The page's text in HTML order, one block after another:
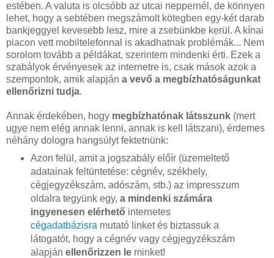
estében. A valuta is olcsóbb az utcai neppernél, de könnyen
lehet, hogy a sebtében megszámolt kötegben egy-két darab
bankjeggyel kevesebb lesz, mire a zsebünkbe kerül. A kínai
piacon vett mobiltelefonnal is akadhatnak problémák... Nem
sorolom tovább a példákat, szerintem mindenki érti. Ezek a
szabályok érvényesek az internetre is, csak mások azok a
szempontok, amik alapján a vevő a megbízhatóságunkat
ellenőrizni tudja.
Annak érdekében, hogy megbízhatónak látsszunk (mert
ugye nem elég annak lenni, annak is kell látszani), érdemes
néhány dologra hangsúlyt fektetnünk:
Azon felül, amit a jogszabály előír (üzemeltető
adatainak feltüntetése: cégnév, székhely,
cégjegyzékszám, adószám, stb.) az impresszum
oldalra tegyünk egy, a mindenki számára
ingyenesen elérhető internetes
cégadatbázisra mutató linket és biztassuk a
látogatót, hogy a cégnév vagy cégjegyzékszám
alapján ellenőrizzen leminket!